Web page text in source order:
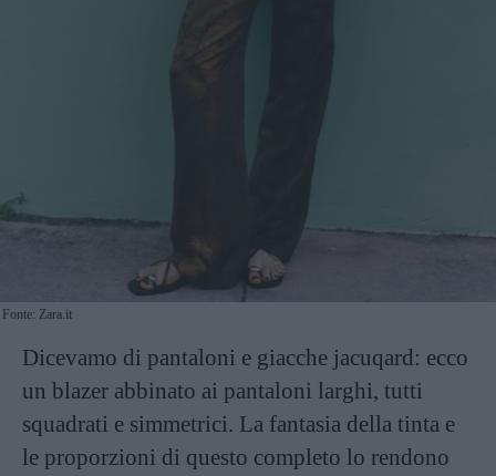
Fonte: Zara.it
Dicevamo di pantaloni e giacche jacuqard: ecco
un blazer abbinato ai pantaloni larghi, tutti
squadrati e simmetrici. La fantasia della tinta e
le proporzioni di questo completo lo rendono